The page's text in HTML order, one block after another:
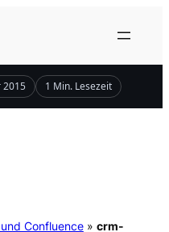
2015 1 Min. Lesezeit
Confluence» crm-